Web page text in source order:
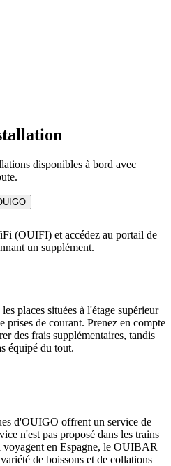
disponibles à bord avec
(OUIFI) et accédez au portail de
un supplément.
places situées à l'étage supérieur
prises de courant. Prenez en compte
des frais supplémentaires, tandis
équipé du tout.
d'OUIGO offrent un service de
n'est pas proposé dans les trains
voyagent en Espagne, le OUIBAR
de boissons et de collations